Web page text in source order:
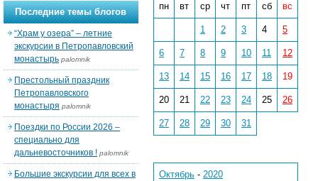
пн вт ср чт пт сб вс
1 2 3 4 5
6 7 8 9 10 11 12
13 14 15 16 17 18 19
20 21 22 23 24 25 26
27 28 29 30 31
Октябрь - 2020
Последние темы блогов
“Храм у озера” – летние
экскурсии в Петропавловский
монастырь palomnik
Престольный праздник
Петропавловского
монастыря palomnik
Поездки по России 2026 –
специально для
дальневосточников ! palomnik
Большие экскурсии для всех в